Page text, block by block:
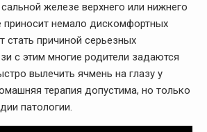
железе верхнего или нижнего
приносит немало дискомфортных
причиной серьезных
с этим многие родители задаются
вылечить ячмень на глазу у
терапия допустима, но только
патологии.